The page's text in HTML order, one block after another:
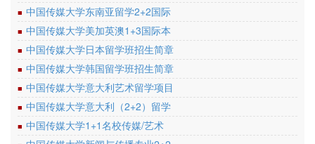
■ 中国传媒大学东南亚留学2+2国际
■ 中国传媒大学美加英澳1+3国际本
■ 中国传媒大学日本留学班招生简章
■ 中国传媒大学韩国留学班招生简章
■ 中国传媒大学意大利艺术留学项目
■ 中国传媒大学意大利（2+2）留学
■ 中国传媒大学1+1名校传媒/艺术